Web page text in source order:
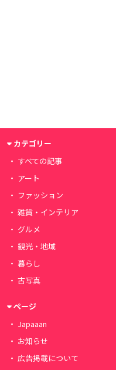
カテゴリー
すべての記事
アート
ファッション
雑貨・インテリア
グルメ
観光・地域
暮らし
古写真
ページ
Japaaan
お知らせ
広告掲載について